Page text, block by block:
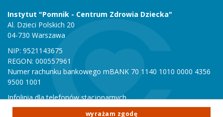
Instytut "Pomnik - Centrum Zdrowia Dziecka"
Al. Dzieci Polskich 20
04-730 Warszawa
NIP: 9521143675
REGON: 000557961
Numer rachunku bankowego mBANK 70 1140 1010 0000 4356
9500 1001
Infolinia dla telefonów stacjonarnych
801 051 000
wyrażam zgodę